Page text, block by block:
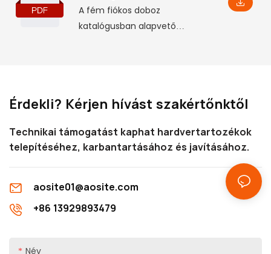
A fém fiókos doboz
katalógusban alapvető
méreteket, amelyek segítenek
Érdekli? Kérjen hívást szakértőnktől
Technikai támogatást kaphat hardvertartozékok
telepítéséhez, karbantartásához és javításához.
aosite01@aosite.com
+86 13929893479
Név